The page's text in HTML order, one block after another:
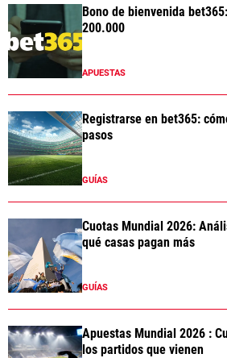
Bono de bienvenida
200.000
APUESTAS
Registrarse en bet365:
pasos
GUÍAS
Cuotas Mundial 2026:
qué casas pagan más
GUÍAS
Apuestas Mundial 2026 :
los partidos que vienen